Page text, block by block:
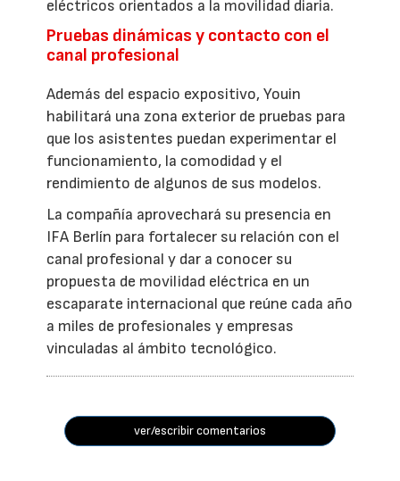
eléctricos orientados a la movilidad diaria.
Pruebas dinámicas y contacto con el
canal profesional
Además del espacio expositivo, Youin
habilitará una zona exterior de pruebas para
que los asistentes puedan experimentar el
funcionamiento, la comodidad y el
rendimiento de algunos de sus modelos.
La compañía aprovechará su presencia en
IFA Berlín para fortalecer su relación con el
canal profesional y dar a conocer su
propuesta de movilidad eléctrica en un
escaparate internacional que reúne cada año
a miles de profesionales y empresas
vinculadas al ámbito tecnológico.
ver/escribir comentarios